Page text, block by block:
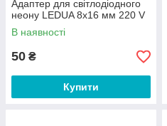
Адаптер для світлодіодного
неону LEDUA 8х16 мм 220 V
В наявності
50 ₴
Купити